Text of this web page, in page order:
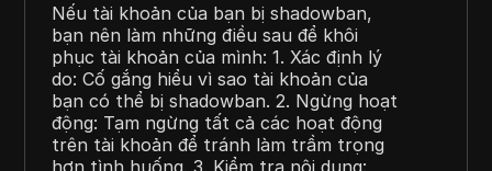
Nếu tài khoản của bạn bị shadowban,
bạn nên làm những điều sau để khôi
phục tài khoản của mình: 1. Xác định lý
do: Cố gắng hiểu vì sao tài khoản của
bạn có thể bị shadowban. 2. Ngừng hoạt
động: Tạm ngừng tất cả các hoạt động
trên tài khoản để tránh làm trầm trọng
hơn tình huống. 3. Kiểm tra nội dung: